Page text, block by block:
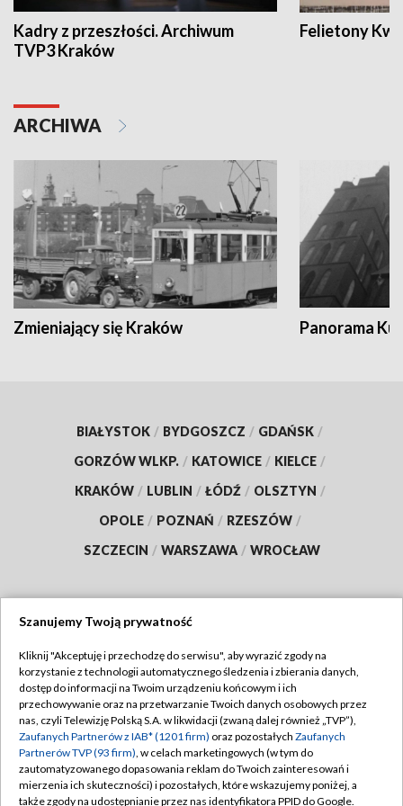
Kadry z przeszłości. Archiwum
TVP3 Kraków
Felietony
ARCHIWA
Zmieniający się Kraków Panorama
BIAŁYSTOK / BYDGOSZCZ / GDAŃSK /
GORZÓW WLKP. / KATOWICE / KIELCE /
KRAKÓW / LUBLIN / ŁÓDŹ / OLSZTYN /
OPOLE / POZNAŃ / RZESZÓW /
SZCZECIN / WARSZAWA / WROCŁAW
TVP
Abonament TVP
Emisja w TVP
Centrum informacji TVP
Naziemna Telewizja Cyfrowa
Regulamin TVP
Polityka prywatności
Moje zgody
Pomoc
Szanujemy Twoją prywatność
Kliknij "Akceptuję i przechodzę do serwisu", aby wyrazić zgody na
korzystanie z technologii automatycznego śledzenia i zbierania danych,
dostęp do informacji na Twoim urządzeniu końcowym i ich
przechowywanie oraz na przetwarzanie Twoich danych osobowych przez
nas, czyli Telewizję Polską S.A. w likwidacji (zwaną dalej również „TVP”),
Zaufanych Partnerów z IAB* (1201 firm) oraz pozostałych Zaufanych
Partnerów TVP (93 firm), w celach marketingowych (w tym do
zautomatyzowanego dopasowania reklam do Twoich zainteresowań i
mierzenia ich skuteczności) i pozostałych, które wskazujemy poniżej, a
także zgody na udostępnianie przez nas identyfikatora PPID do Google.